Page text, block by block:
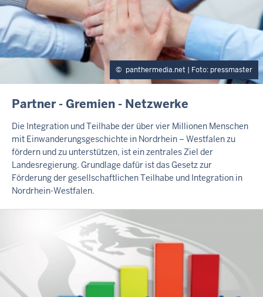
panthermedia.net | Foto: pressmaster
I
H
T
S
S
E
T
Partner - Gremien - Netzwerke
Die Integration und Teilhabe der über vier Millionen Menschen
mit Einwanderungsgeschichte in Nordrhein – Westfalen zu
fördern und zu unterstützen, ist ein zentrales Ziel der
Landesregierung. Grundlage dafür ist das Gesetz zur
Förderung der gesellschaftlichen Teilhabe und Integration in
Nordrhein-Westfalen.